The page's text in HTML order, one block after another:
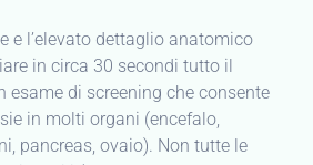
e l’elevato dettaglio anatomico
in circa 30 secondi tutto il
esame di screening che consente
in molti organi (encefalo,
pancreas, ovaio). Non tutte le